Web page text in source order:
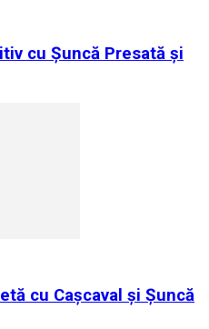
cu Șuncă Presată și
cu Cașcaval și Șuncă